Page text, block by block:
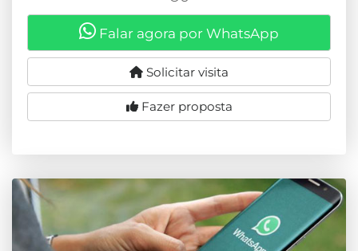
Falar agora por WhatsApp
Solicitar visita
Fazer proposta